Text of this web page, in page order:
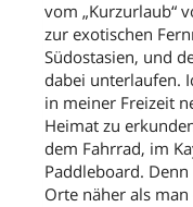
vom „Kurzurlaub“
zur exotischen
Südostasien, und
dabei unterlaufen.
in meiner Freizeit
Heimat zu
dem Fahrrad, im
Paddleboard.
Orte näher als man